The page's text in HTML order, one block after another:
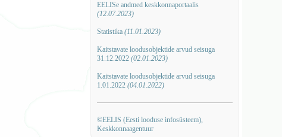
EELISe andmed keskkonnaportaalis
(12.07.2023)
Statistika (11.01.2023)
Kaitstavate loodusobjektide arvud seisuga
31.12.2022 (02.01.2023)
Kaitstavate loodusobjektide arvud seisuga
1.01.2022 (04.01.2022)
©EELIS (Eesti looduse infosüsteem),
Keskkonnaagentuur